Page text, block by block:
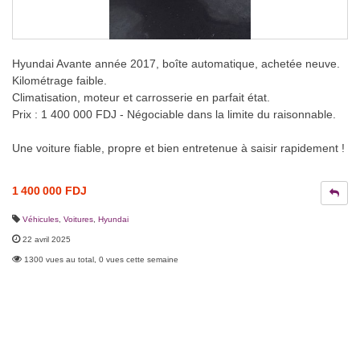
Hyundai Avante année 2017, boîte automatique, achetée neuve.
Kilométrage faible.
Climatisation, moteur et carrosserie en parfait état.
Prix : 1 400 000 FDJ - Négociable dans la limite du raisonnable.
Une voiture fiable, propre et bien entretenue à saisir rapidement !
1 400 000 FDJ
Véhicules Voitures Hyundai
22 avril 2025
1300 vues au total, 0 vues cette semaine